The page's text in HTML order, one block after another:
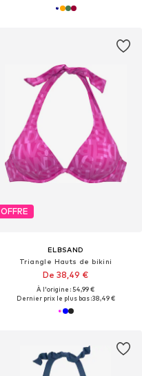
OFFRE
ELBSAND
Triangle Hauts de bikini
De 38,49 €
À l'origine : 54,99 €
Dernier prix le plus bas :38,49 €